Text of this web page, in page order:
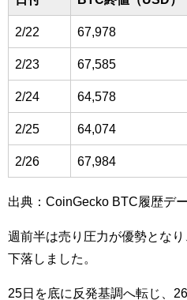
2/22 67,978
2/23 67,585
2/24 64,578
2/25 64,074
2/26 67,984
出典：CoinGecko BTC履歴デ
週前半は売り圧力が優勢とな
下落しました。
25日を底に反発基調へ転じ、